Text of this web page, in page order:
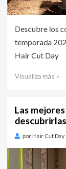
Descubre los
temporada
Hair Cut Day
Visualiza más »
Las
descubrirlas
porHair Cut Day